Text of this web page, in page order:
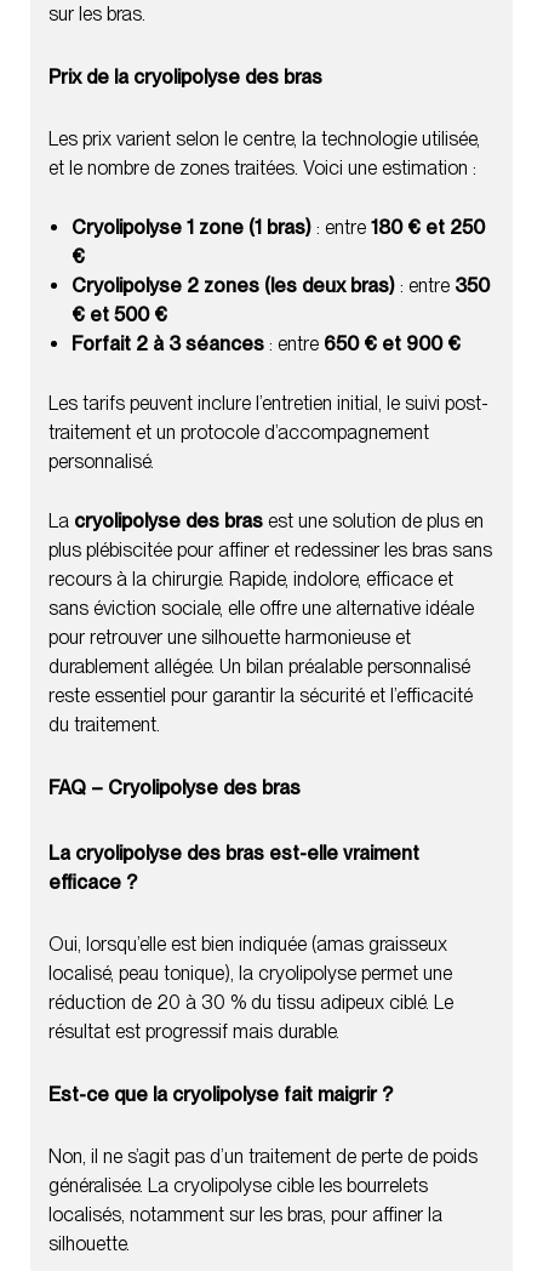
sur les bras.
Prix de la cryolipolyse des bras
Les prix varient selon le centre, la technologie utilisée,
et le nombre de zones traitées. Voici une estimation :
Cryolipolyse 1 zone (1 bras) : entre180 € et 250
€
Cryolipolyse 2 zones (les deux bras) : entre 350
€ et 500 €
Forfait 2 à 3 séances : entre 650 € et 900 €
Les tarifs peuvent inclure l’entretien initial, le suivi post-
traitement et un protocole d’accompagnement
personnalisé.
La cryolipolyse des bras est une solution de plus en
plus plébiscitée pour affiner et redessiner les bras sans
recours à la chirurgie. Rapide, indolore, efficace et
sans éviction sociale, elle offre une alternative idéale
pour retrouver une silhouette harmonieuse et
durablement allégée. Un bilan préalable personnalisé
reste essentiel pour garantir la sécurité et l’efficacité
du traitement.
FAQ – Cryolipolyse des bras
La cryolipolyse des bras est-elle vraiment
efficace ?
Oui, lorsqu’elle est bien indiquée (amas graisseux
localisé, peau tonique), la cryolipolyse permet une
réduction de 20 à 30 % du tissu adipeux ciblé. Le
résultat est progressif mais durable.
Est-ce que la cryolipolyse fait maigrir ?
Non, il ne s’agit pas d’un traitement de perte de poids
généralisée. La cryolipolyse cible les bourrelets
localisés, notamment sur les bras, pour affiner la
silhouette.